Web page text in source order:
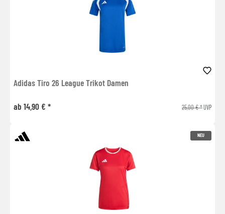
Adidas Tiro 26 League Trikot Damen
ab 14,90 € * 25,00 € *UVP
NEU